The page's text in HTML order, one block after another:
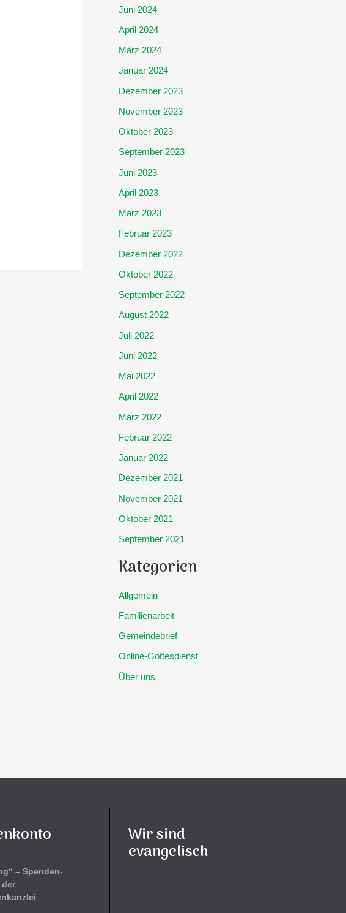
Juni 2024
April 2024
März 2024
Januar 2024
Dezember 2023
November 2023
Oktober 2023
September 2023
Juni 2023
April 2023
März 2023
Februar 2023
Dezember 2022
Oktober 2022
September 2022
August 2022
Juli 2022
Juni 2022
Mai 2022
April 2022
März 2022
Februar 2022
Januar 2022
Dezember 2021
November 2021
Oktober 2021
September 2021
Kategorien
Allgemein
Familienarbeit
Gemeindebrief
Online-Gottesdienst
Über uns
– Spenden-
Wir sind
evangelisch